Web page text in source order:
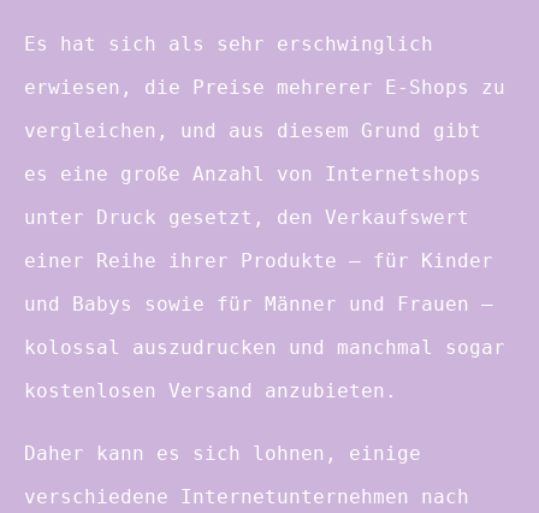
Es hat sich als sehr erschwinglich
erwiesen, die Preise mehrerer E-Shops zu
vergleichen, und aus diesem Grund gibt
es eine große Anzahl von Internetshops
unter Druck gesetzt, den Verkaufswert
einer Reihe ihrer Produkte – für Kinder
und Babys sowie für Männer und Frauen –
kolossal auszudrucken und manchmal sogar
kostenlosen Versand anzubieten.
Daher kann es sich lohnen, einige
verschiedene Internetunternehmen nach